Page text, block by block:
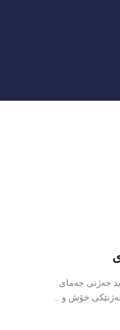
جەژنی جەمای
جەژنێکی خۆش و ...